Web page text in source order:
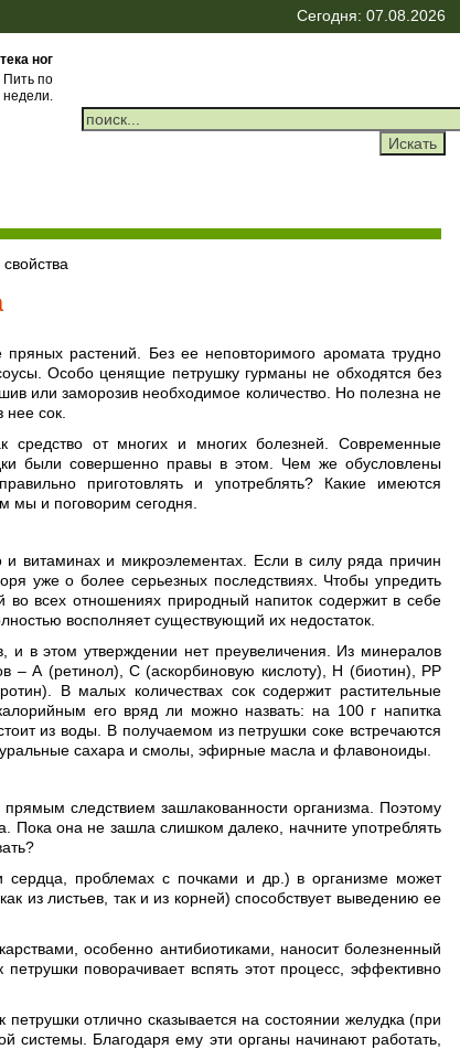
Сегодня: 07.08.2026
ног
Пить по
недели.
растений. Без ее неповторимого аромата трудно
Особо ценящие петрушку гурманы не обходятся без
или заморозив необходимое количество. Но полезна не
сок.
средство от многих и многих болезней. Современные
были совершенно правы в этом. Чем же обусловлены
приготовлять и употреблять? Какие имеются
мы и поговорим сегодня.
витаминах и микроэлементах. Если в силу ряда причин
уже о более серьезных последствиях. Чтобы упредить
во всех отношениях природный напиток содержит в себе
восполняет существующий их недостаток.
и в этом утверждении нет преувеличения. Из минералов
– А (ретинол), С (аскорбиновую кислоту), Н (биотин), РР
В малых количествах сок содержит растительные
его вряд ли можно назвать: на 100 г напитка
из воды. В получаемом из петрушки соке встречаются
сахара и смолы, эфирные масла и флавоноиды.
следствием зашлакованности организма. Поэтому
она не зашла слишком далеко, начните употреблять
проблемах с почками и др.) в организме может
из листьев, так и из корней) способствует выведению ее
особенно антибиотиками, наносит болезненный
поворачивает вспять этот процесс, эффективно
отлично сказывается на состоянии желудка (при
системы. Благодаря ему эти органы начинают работать,